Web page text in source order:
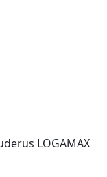
LOGAMAX